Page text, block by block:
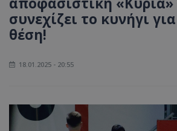
συνεχίζει το κυνήγι
θέση!
18.01.2025 - 20:55